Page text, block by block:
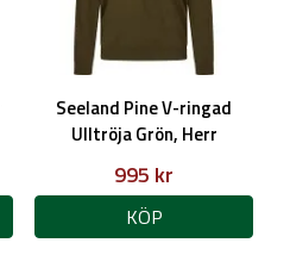
Seeland Pine V-ringad
Ulltröja Grön, Herr
995 kr
KÖP